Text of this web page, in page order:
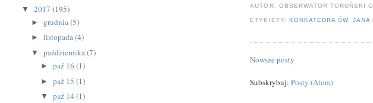
AUTOR: OBSERWATOR TORUŃSKI O
ETYKIETY: KONKATEDRA ŚW.
Nowsze posty
Subskrybuj:Posty (Atom)
▼2017(195)
► grudnia(5)
►listopada(4)
▼października(7)
► paź 16 (1)
► paź 15 (1)
▼ paź 14 (1)